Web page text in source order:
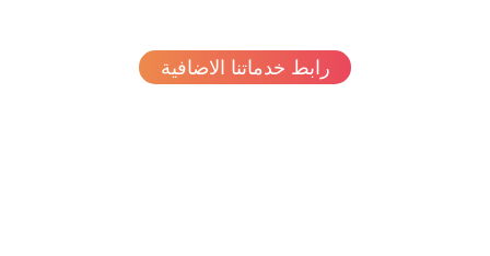
رابط خدماتنا الاضافية